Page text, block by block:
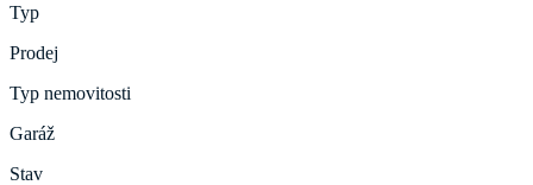
Typ
Prodej
Typ nemovitosti
Garáž
Stav